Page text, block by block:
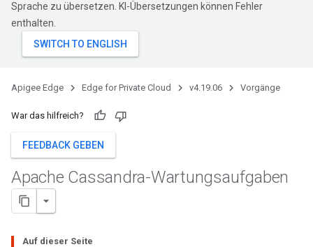
Sprache zu übersetzen. KI-Übersetzungen können Fehler
enthalten.
Apigee Edge Edge for Private Cloud v4.19.06 Vorgänge
War das hilfreich?
FEEDBACK GEBEN
Apache Cassandra-Wartungsaufgaben
Auf dieser Seite